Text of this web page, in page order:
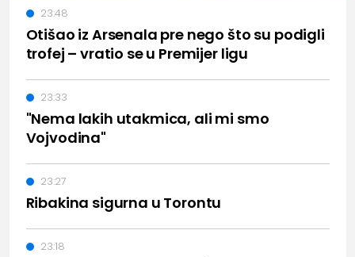
Otišao iz Arsenala pre nego što su podigli
trofej – vratio se u Premijer ligu
23:48
"Nema lakih utakmica, ali mi smo
Vojvodina"
23:33
Ribakina sigurna u Torontu
23:27
23:18